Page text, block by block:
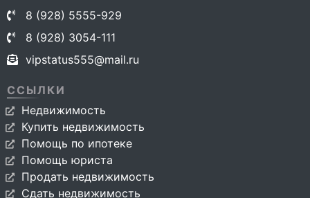
8 (928) 5555-929
8 (928) 3054-111
vipstatus555@mail.ru
ССЫЛКИ
Недвижимость
Купить недвижимость
Помощь по ипотеке
Помощь юриста
Продать недвижимость
Сдать недвижимость